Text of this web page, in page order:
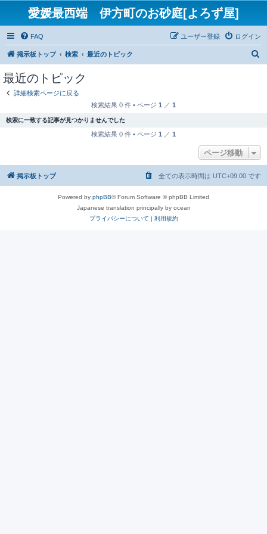
愛媛最西端 伊方町のお砂庭[よろず屋]
FAQ ログイン
ユーザー登録
掲示板トップ 検索 最近のトピック
最近のトピック
詳細検索ページに戻る
検索結果 0 件 • ページ 1 ／ 1
検索に一致する記事が見つかりませんでした
検索結果 0 件 • ページ 1 ／ 1
ページ移動
掲示板トップ 全ての表示時間は UTC+09:00 です
Powered by phpBB® Forum Software © phpBB Limited
Japanese translation principally by ocean
プライバシーについて | 利用規約